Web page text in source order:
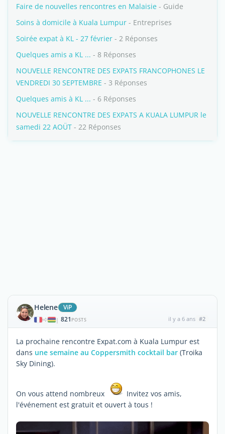
Faire de nouvelles rencontres en Malaisie - Guide
Soins à domicile à Kuala Lumpur - Entreprises
Soirée expat à KL - 27 février - 2 Réponses
Quelques amis a KL ... - 8 Réponses
NOUVELLE RENCONTRE DES EXPATS FRANCOPHONES LE
VENDREDI 30 SEPTEMBRE - 3 Réponses
Quelques amis à KL ... - 6 Réponses
NOUVELLE RENCONTRE DES EXPATS A KUALA LUMPUR le
samedi 22 AOÜT - 22 Réponses
Helene ViP
| 821 POSTS il y a 6 ans #2
La prochaine rencontre Expat.com à Kuala Lumpur est
dans une semaine au Coppersmith cocktail bar (Troika
Sky Dining).
On vous attend nombreux
Invitez vos amis,
l'événement est gratuit et ouvert à tous !